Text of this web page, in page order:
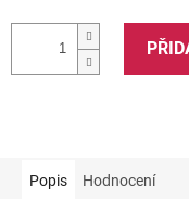
Popis Hodnocení